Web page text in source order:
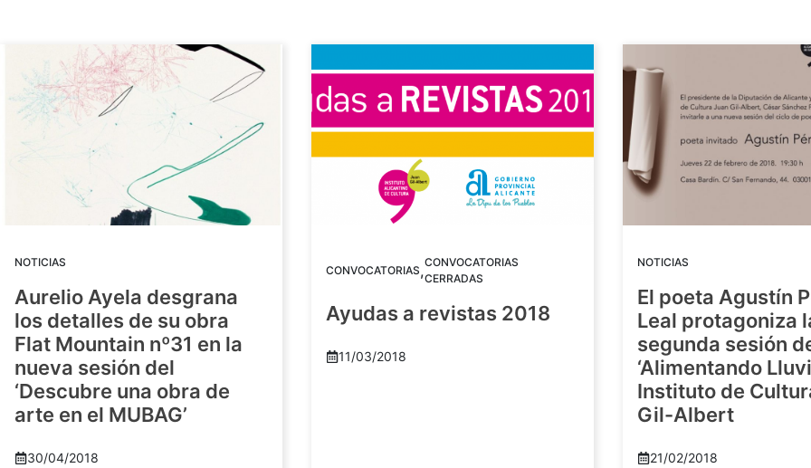
NOTICIAS
Aurelio Ayela desgrana
los detalles de su obra
Flat Mountain nº31 en la
nueva sesión del
‘Descubre una obra de
arte en el MUBAG’
30/04/2018
CONVOCATORIAS,CONVOCATORIAS
CERRADAS
Ayudas a revistas 2018
11/03/2018
NOTICIAS
El poeta Agustín
Leal protagoniza
segunda sesión
‘Alimentando
Instituto de
Gil-Albert
21/02/2018